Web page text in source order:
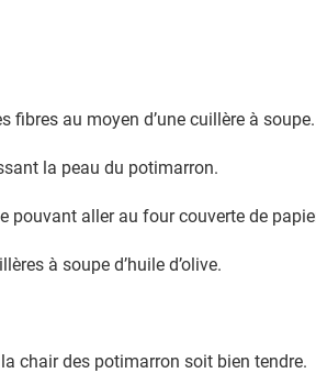
fibres au moyen d’une cuillère à soupe.
la peau du potimarron.
pouvant aller au four couverte de
à soupe d’huile d’olive.
chair des potimarron soit bien tendre.